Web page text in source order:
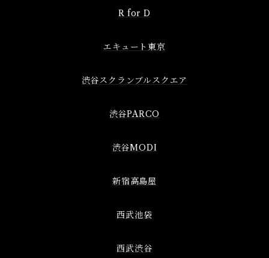
R for D
エキュート東京
渋谷スクランブルスクエア
渋谷PARCO
渋谷MODI
新宿高島屋
西武池袋
西武渋谷